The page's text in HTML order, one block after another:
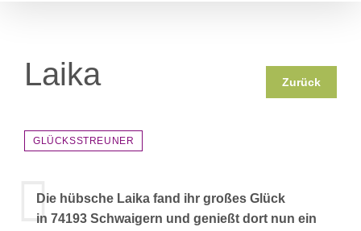
Laika Zurück
GLÜCKSSTREUNER
Die hübsche Laika fand ihr großes Glück
in 74193 Schwaigern und genießt dort nun ein